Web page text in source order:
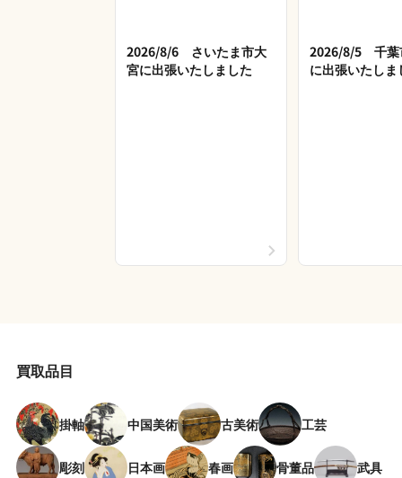
2026/8/6 さいたま市大
宮に出張いたしました
2026/8/5 千葉
に出張いたしま
買取品目
掛軸 中国美術 古美術 工芸
彫刻 日本画 春画 骨董品 武具